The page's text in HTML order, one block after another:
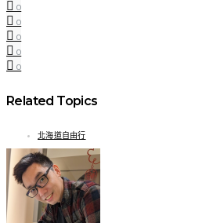
0
0
0
0
0
Related Topics
北海道自由行